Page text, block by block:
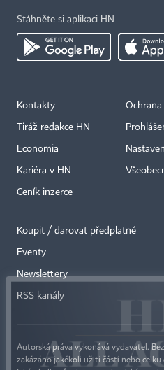
Stáhněte si aplikaci HN
Kontakty
Tiráž redakce HN
Economia
Kariéra v HN
Ceník inzerce
Koupit / darovat předplatné
Eventy
Newslettery
RSS kanály
Autorská práva vykonává vydavatel.
zakázáno jakékoli užití částí nebo